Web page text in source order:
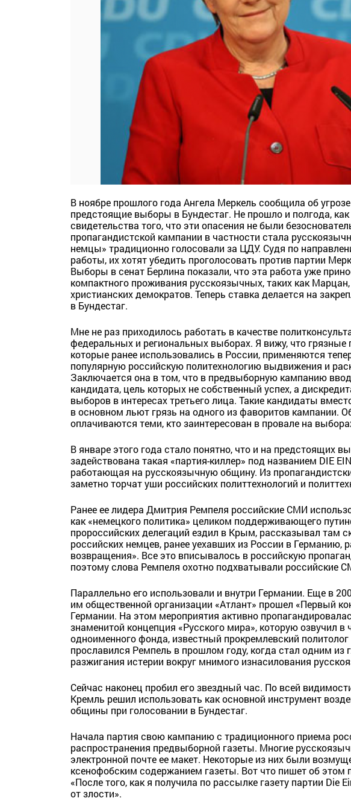
В ноябре прошлого года Ангела Меркель сообщила об
предстоящие выборы в Бундестаг. Не прошло и полгода,
свидетельства того, что эти опасения не были
пропагандистской кампании в частности стала
немцы» традиционно голосовали за ЦДУ. Судя по
работы, их хотят убедить проголосовать против партии
Выборы в сенат Берлина показали, что эта работа уже
компактного проживания русскоязычных, таких как
христианских демократов. Теперь ставка делается на
в Бундестаг.
Мне не раз приходилось работать в качестве
федеральных и региональных выборах. Я вижу, что
которые ранее использовались в России, применяются
популярную российскую политехнологию выдвижения и
Заключается она в том, что в предвыборную кампанию
кандидата, цель которых не собственный успех, а
выборов в интересах третьего лица. Такие кандидаты
в основном льют грязь на одного из фаворитов кампании.
оплачиваются теми, кто заинтересован в провале на
В январе этого года стало понятно, что и на предстоящих
задействована такая «партия-киллер» под названием DIE
работающая на русскоязычную общину. Из
заметно торчат уши российских политтехнологий и
Ранее ее лидера Дмитрия Ремпеля российские СМИ
как «немецкого политика» целиком поддерживающего
пророссийских делегаций ездил в Крым, рассказывал там
российских немцев, ранее уехавших из России в
возвращения». Все это вписывалось в российскую
поэтому слова Ремпеля охотно подхватывали российские
Параллельно его использовали и внутри Германии. Еще в
им общественной организации «Атлант» прошел «Первый
Германии. На этом мероприятия активно
знаменитой концепция «Русского мира», которую озвучил в
одноименного фонда, известный прокремлевский
прославился Ремпель в прошлом году, когда стал одним из
разжигания истерии вокруг мнимого изнасилования
Сейчас наконец пробил его звездный час. По всей
Кремль решил использовать как основной инструмент
общины при голосовании в Бундестаг.
Начала партия свою кампанию с традиционного приема
распространения предвыборной газеты. Многие
электронной почте ее макет. Некоторые из них были
ксенофобским содержанием газеты. Вот что пишет об этом
«После того, как я получила по рассылке газету партии Die
от злости».